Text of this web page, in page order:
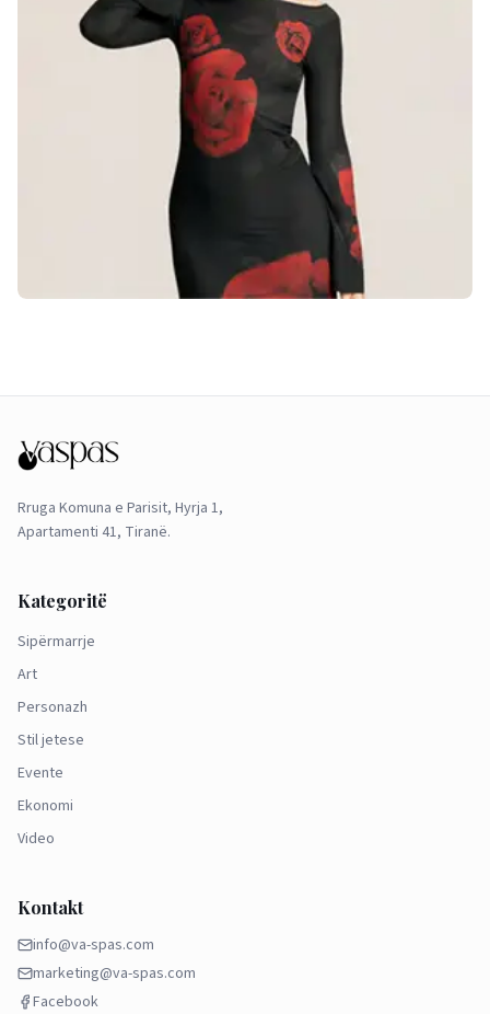
Rruga Komuna e Parisit, Hyrja 1,
Apartamenti 41, Tiranë.
Kategoritë
Sipërmarrje
Art
Personazh
Stil jetese
Evente
Ekonomi
Video
Kontakt
info@va-spas.com
marketing@va-spas.com
Facebook